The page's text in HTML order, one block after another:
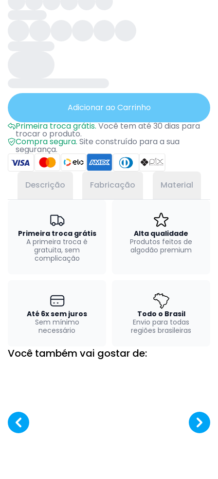
Adicionar ao Carrinho
Primeira troca grátis.Você tem até 30 dias para
trocar o produto.
Compra segura. Site construído para a sua
segurança.
Descrição Fabricação Material
Primeira troca grátis
A primeira troca é
gratuita, sem
complicação
Alta qualidade
Produtos feitos de
algodão premium
Até 6x sem juros
Sem mínimo
necessário
Todo o Brasil
Envio para todas
regiões brasileiras
Você também vai gostar de: